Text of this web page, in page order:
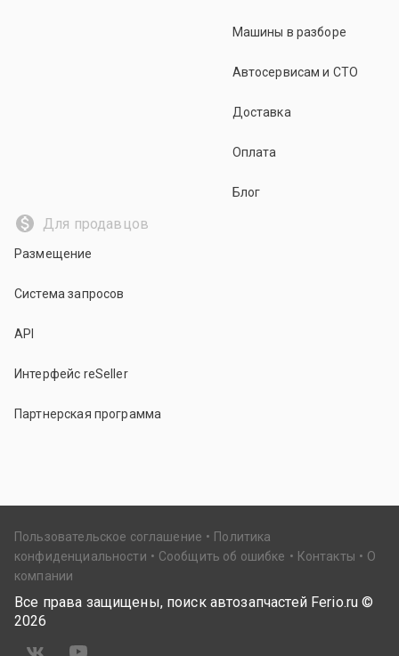
Машины в разборе
Автосервисам и СТО
Доставка
Оплата
Блог
Для продавцов
Размещение
Система запросов
API
Интерфейс reSeller
Партнерская программа
Пользовательское соглашение
Политика
конфиденциальности
Сообщить об ошибке Контакты
О
компании
Все права защищены, поиск автозапчастей Ferio.ru ©
2026